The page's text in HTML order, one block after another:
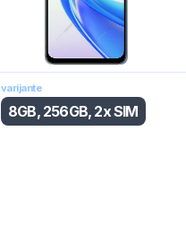
varijante
8GB, 256GB, 2x SIM